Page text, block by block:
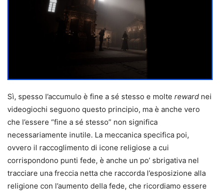
Sì, spesso l’accumulo è fine a sé stesso e molte reward nei
videogiochi seguono questo principio, ma è anche vero
che l’essere “fine a sé stesso” non significa
necessariamente inutile. La meccanica specifica poi,
ovvero il raccoglimento di icone religiose a cui
corrispondono punti fede, è anche un po’ sbrigativa nel
tracciare una freccia netta che raccorda l’esposizione alla
religione con l’aumento della fede, che ricordiamo essere